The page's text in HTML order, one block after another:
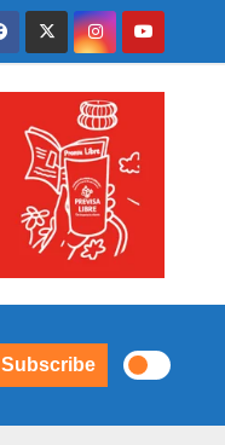
Subscribe